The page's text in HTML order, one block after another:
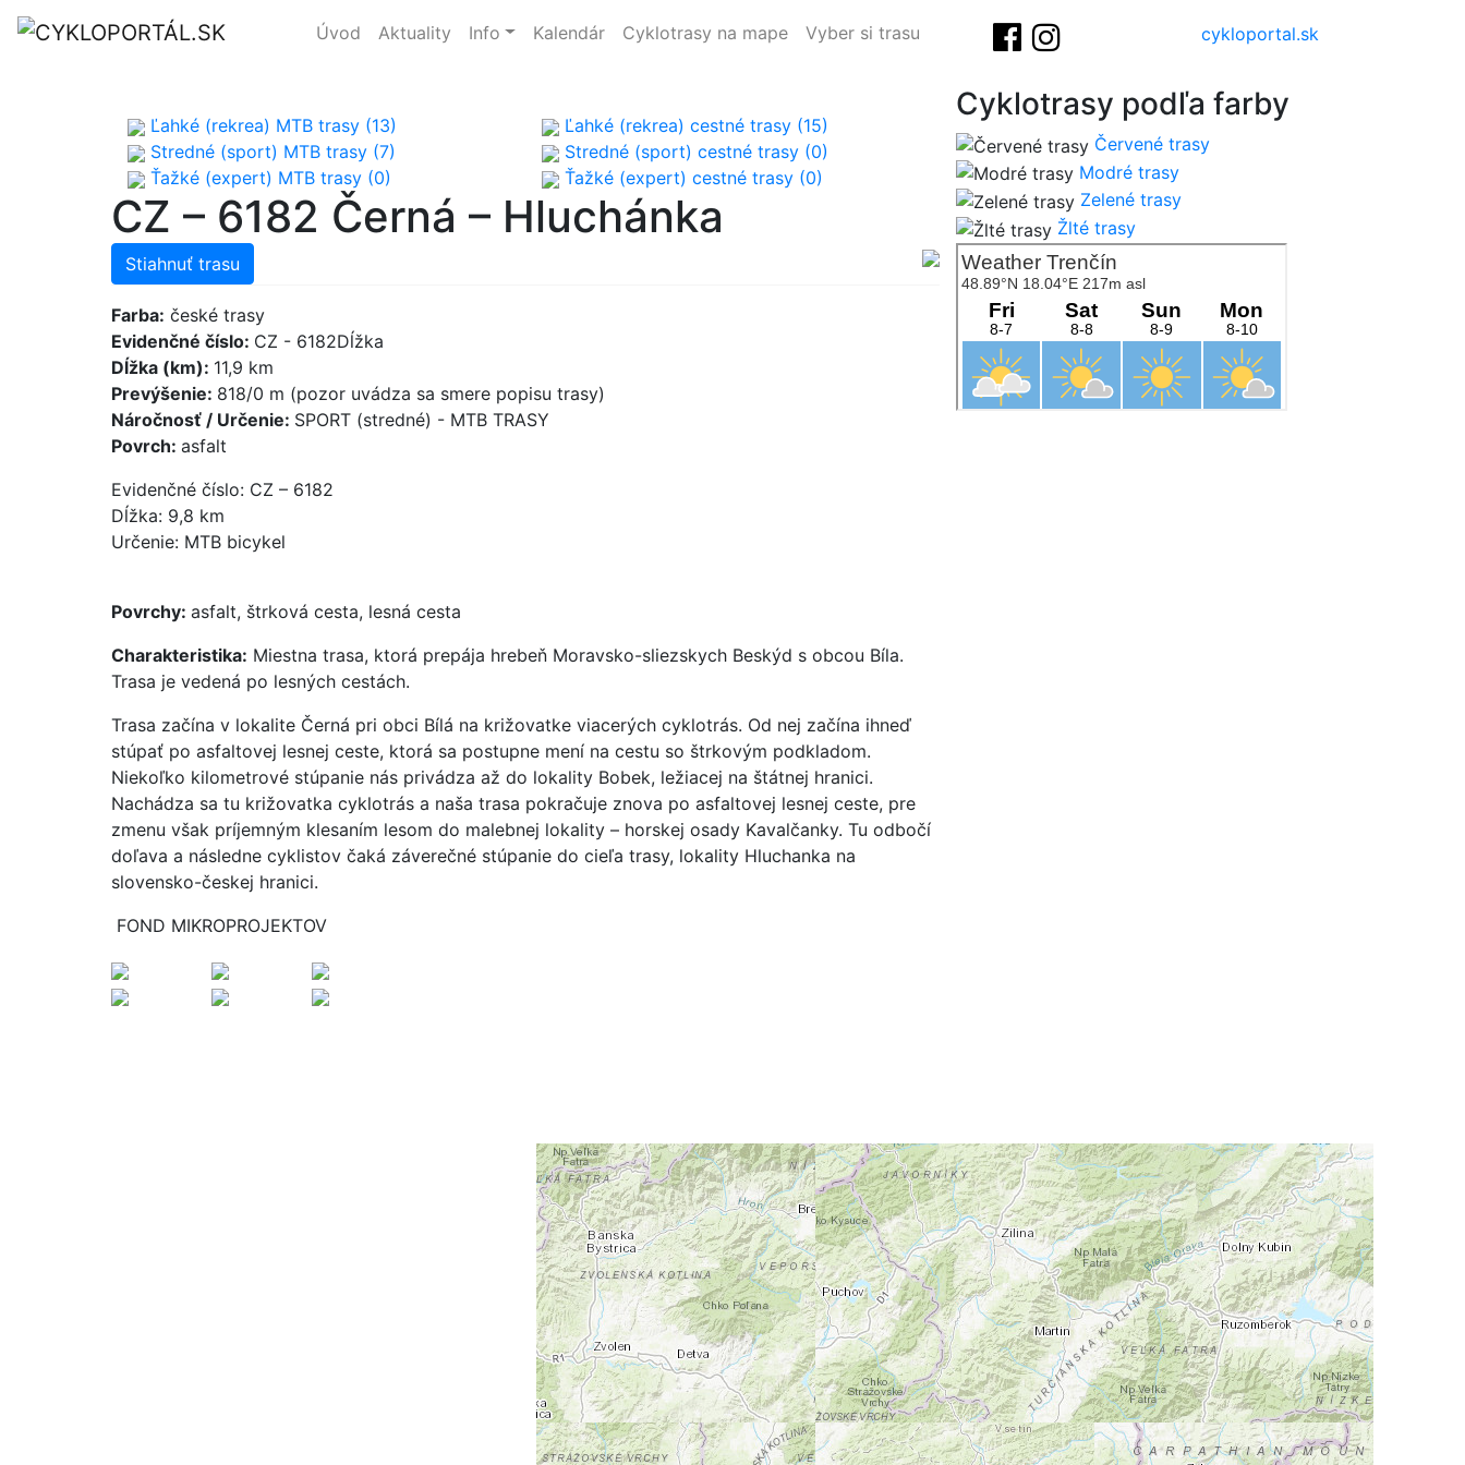
Úvod Aktuality Info Kalendár Cyklotrasy na mape Vyber si trasu cykloportal.sk
Ľahké (rekrea) MTB trasy (13)
Stredné (sport) MTB trasy (7)
Ťažké (expert) MTB trasy (0)
Ľahké (rekrea) cestné trasy (15)
Stredné (sport) cestné trasy (0)
Ťažké (expert) cestné trasy (0)
CZ – 6182 Černá – Hluchánka
Stiahnuť trasu
Farba: české trasy
Evidenčné číslo: CZ - 6182Dĺžka
Dĺžka (km): 11,9 km
Prevýšenie: 818/0 m (pozor uvádza sa smere popisu trasy)
Náročnosť / Určenie: SPORT (stredné) - MTB TRASY
Povrch: asfalt
Evidenčné číslo: CZ – 6182
Dĺžka: 9,8 km
Určenie: MTB bicykel
Povrchy: asfalt, štrková cesta, lesná cesta
Charakteristika: Miestna trasa, ktorá prepája hrebeň Moravsko-sliezskych Beskýd s obcou Bíla.
Trasa je vedená po lesných cestách.
Trasa začína v lokalite Černá pri obci Bílá na križovatke viacerých cyklotrás. Od nej začína ihneď
stúpať po asfaltovej lesnej ceste, ktorá sa postupne mení na cestu so štrkovým podkladom.
Niekoľko kilometrové stúpanie nás privádza až do lokality Bobek, ležiacej na štátnej hranici.
Nachádza sa tu križovatka cyklotrás a naša trasa pokračuje znova po asfaltovej lesnej ceste, pre
zmenu však príjemným klesaním lesom do malebnej lokality – horskej osady Kavalčanky. Tu odbočí
doľava a následne cyklistov čaká záverečné stúpanie do cieľa trasy, lokality Hluchanka na
slovensko-českej hranici.
FOND MIKROPROJEKTOV
Cyklotrasy podľa farby
Červené trasy
Modré trasy
Zelené trasy
Žlté trasy